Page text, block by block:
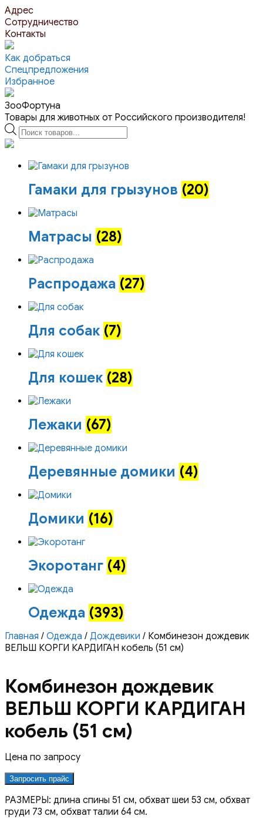
Перейти
к
контенту
Адрес
Сотрудничество
Контакты
Как добраться
Спецпредложения
Избранное
ЗооФортуна
Товары для животных от Российского производителя!
Поиск
товаров
Гамаки для грызунов (20)
Матрасы (28)
Распродажа (27)
Для собак (7)
Для кошек (28)
Лежаки (67)
Деревянные домики (4)
Домики (16)
Экоротанг (4)
Одежда (393)
Главная / Одежда / Дождевики / Комбинезон дождевик
ВЕЛЬШ КОРГИ КАРДИГАН кобель (51 см)
Комбинезон дождевик
ВЕЛЬШ КОРГИ КАРДИГАН
кобель (51 см)
Цена по запросу
Запросить прайс
РАЗМЕРЫ: длина спины 51 см, обхват шеи 53 см, обхват
груди 73 см, обхват талии 64 см.